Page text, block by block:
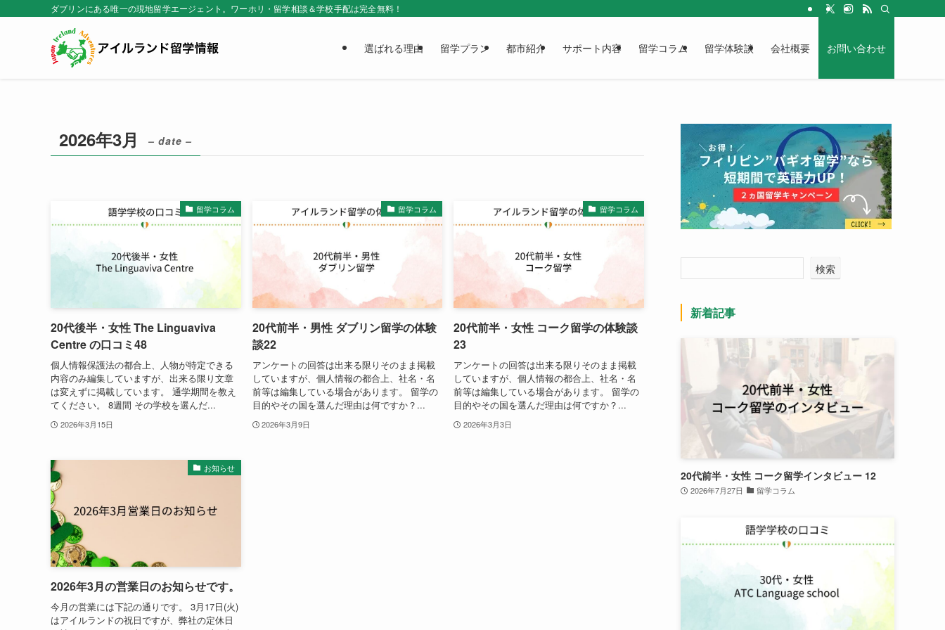
ダブリンにある唯一の現地留学エージェント。ワーホリ・留学相談＆学校手配は完全無料！
選ばれる理由 留学プラン 都市紹介 サポート内容 留学コラム 留学体験談 会社概要 お問い合わせ
2026年3月 – date –
留学コラム
20代後半・女性 The Linguaviva
Centre の口コミ48
個人情報保護法の都合上、人物が特定できる
内容のみ編集していますが、出来る限り文章
は変えずに掲載しています。 通学期間を教え
てください。 8週間 その学校を選んだ...
2026年3月15日
留学コラム
20代前半・男性 ダブリン留学の体験
談22
アンケートの回答は出来る限りそのまま掲載
していますが、個人情報の都合上、社名・名
前等は編集している場合があります。 留学の
目的やその国を選んだ理由は何ですか？...
2026年3月9日
留学コラム
20代前半・女性 コーク留学の体験談
23
アンケートの回答は出来る限りそのまま掲載
していますが、個人情報の都合上、社名・名
前等は編集している場合があります。 留学の
目的やその国を選んだ理由は何ですか？...
2026年3月3日
お知らせ
2026年3月の営業日のお知らせです。
今月の営業には下記の通りです。 3月17日(火)
はアイルランドの祝日ですが、弊社の定休日
検索
新着記事
20代前半・女性 コーク留学インタビュー 12
2026年7月27日 留学コラム